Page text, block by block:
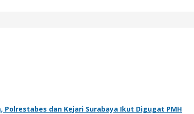
Polrestabes dan Kejari Surabaya Ikut Digugat PMH